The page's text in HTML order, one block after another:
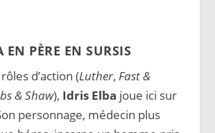
EN PÈRE EN SURSIS
d’action (Luther, Fast &
& Shaw), Idris Elba joue ici sur
personnage, médecin plus